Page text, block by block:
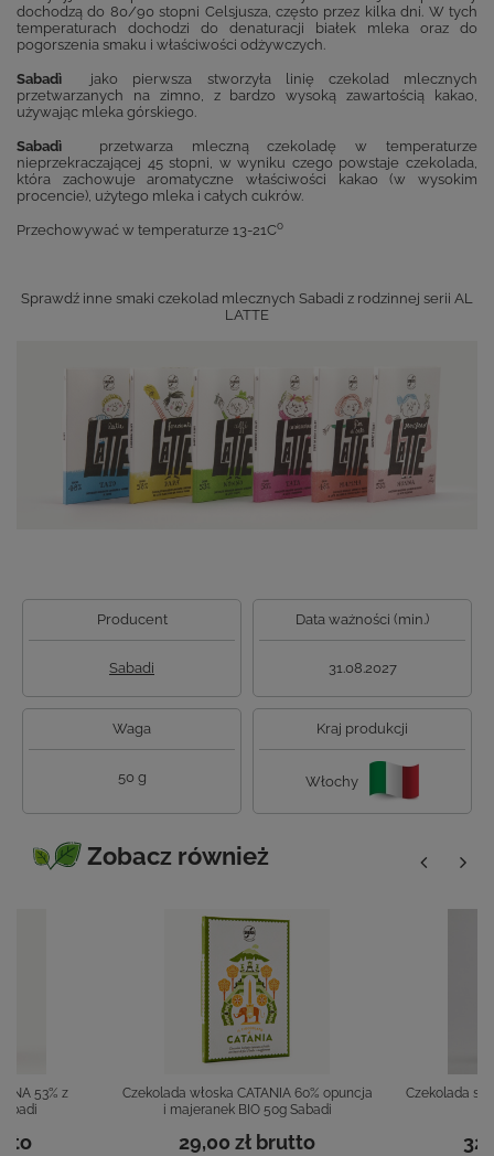
dochodzą do 80/90 stopni Celsjusza, często przez kilka dni. W tych
temperaturach dochodzi do denaturacji białek mleka oraz do
pogorszenia smaku i właściwości odżywczych.
Sabadì jako pierwsza stworzyła linię czekolad mlecznych
przetwarzanych na zimno, z bardzo wysoką zawartością kakao,
używając mleka górskiego.
Sabadì przetwarza mleczną czekoladę w temperaturze
nieprzekraczającej 45 stopni, w wyniku czego powstaje czekolada,
która zachowuje aromatyczne właściwości kakao (w wysokim
procencie), użytego mleka i całych cukrów.
Przechowywać w temperaturze 13-21Co
Sprawdź inne smaki czekolad mlecznych Sabadi z rodzinnej serii AL
LATTE
Producent
Sabadi
Data ważności (min.)
31.08.2027
Waga
50 g
Kraj produkcji
Włochy
Zobacz również
53% z
Czekolada włoska CATANIA 60% opuncja
i majeranek BIO 50g Sabadi
29,00 zł brutto
Czekolada